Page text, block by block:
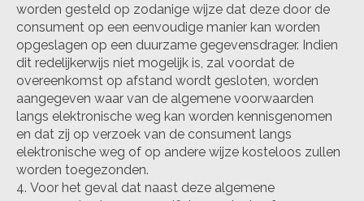
worden gesteld op zodanige wijze dat deze door de
consument op een eenvoudige manier kan worden
opgeslagen op een duurzame gegevensdrager. Indien
dit redelijkerwijs niet mogelijk is, zal voordat de
overeenkomst op afstand wordt gesloten, worden
aangegeven waar van de algemene voorwaarden
langs elektronische weg kan worden kennisgenomen
en dat zij op verzoek van de consument langs
elektronische weg of op andere wijze kosteloos zullen
worden toegezonden.
Voor het geval dat naast deze algemene